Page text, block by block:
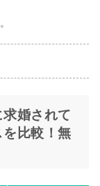
婚されて
比較！無